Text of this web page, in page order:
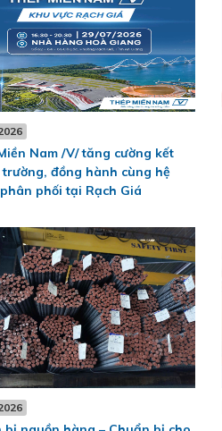
Nam /V/ tăng cường kết
đồng hành cùng hệ
phối tại Rạch Giá